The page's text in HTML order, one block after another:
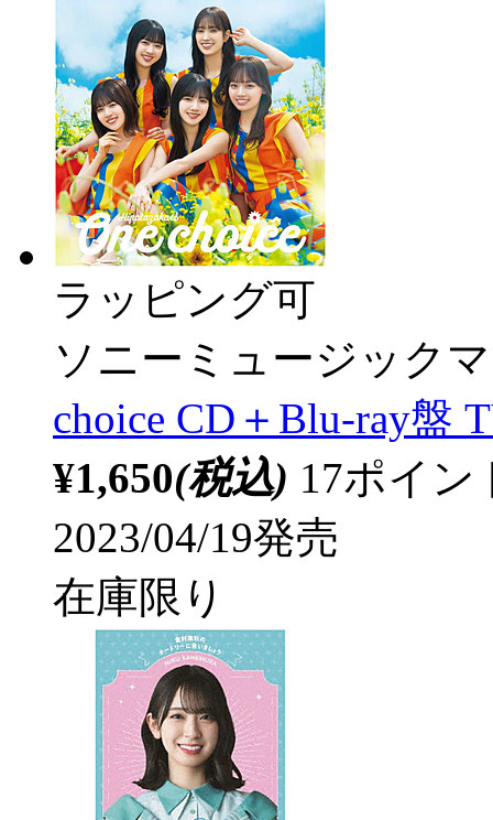
ラッピング可
ソニーミュージック
choice CD＋Blu-ray盤
¥1,650(税込) 17ポイ
2023/04/19発売
在庫限り